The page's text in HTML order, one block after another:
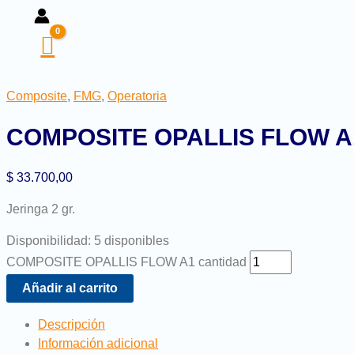
Composite, FMG, Operatoria
COMPOSITE OPALLIS FLOW
$ 33.700,00
Jeringa 2 gr.
Disponibilidad: 5 disponibles
COMPOSITE OPALLIS FLOW A1 cantidad
Añadir al carrito
Descripción
Información adicional